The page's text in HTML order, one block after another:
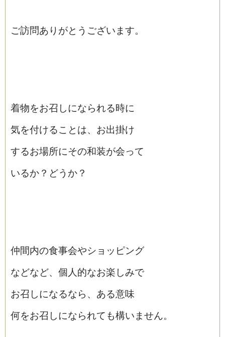
ご訪問ありがとうございます。
着物をお召しになられる時に
気を付けることは、お出掛け
するお場所にその和装が会って
いるか？どうか？
仲間内の食事会やショッピング
などなど、個人的なお楽しみで
お召しになるなら、ある意味
何をお召しになられても構いません。